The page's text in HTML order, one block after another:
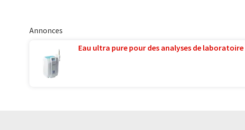
Annonces
Eau ultra pure pour des analyses de